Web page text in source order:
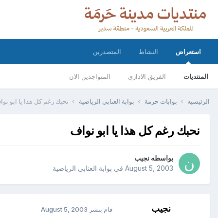
استعراض
المنتديات الفريق الاداري المتواجدين الان
النشاط المتصدرين
الرئيسيه بوابات حرمة بوابة العنابي الرياضية نحبك رغم كل هذا يا ابو
نحبك رغم كل هذا يا ابو نواف
بواسطه نجيب
August 5, 2003 في بوابة العنابي الرياضية
نجيب قام بنشر August 5, 2003